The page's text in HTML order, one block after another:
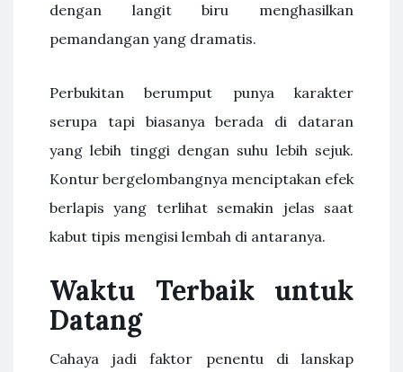
dengan langit biru menghasilkan
pemandangan yang dramatis.
Perbukitan berumput punya karakter
serupa tapi biasanya berada di dataran
yang lebih tinggi dengan suhu lebih sejuk.
Kontur bergelombangnya menciptakan efek
berlapis yang terlihat semakin jelas saat
kabut tipis mengisi lembah di antaranya.
Waktu Terbaik untuk
Datang
Cahaya jadi faktor penentu di lanskap